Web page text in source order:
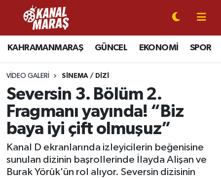
KAHRAMANMARAŞ GÜNCEL EKONOMİ SPOR
VIDEO GALERI SINEMA / DIZI
Seversin 3. Bölüm 2.
Fragmanı yayında! “Biz
baya iyi çift olmuşuz”
Kanal D ekranlarında izleyicilerin beğenisine
sunulan dizinin başrollerinde İlayda Alişan ve
Burak Yörük'ün rol alıyor. Seversin dizisinin
CANLI YAYIN
KAHRAMANMARAŞ
GÜNCEL
SPOR
SİYASET
EKONOMİ
Kahramanmaraş Nöbetçi Eczaneler
Kahramanmaraş Hava Durumu
Kahramanmaraş Namaz Vakitleri
Kahramanmaraş Trafik Yoğunluk Haritası
Süper Lig Puan Durumu ve Fikstür
Tüm Manşetler